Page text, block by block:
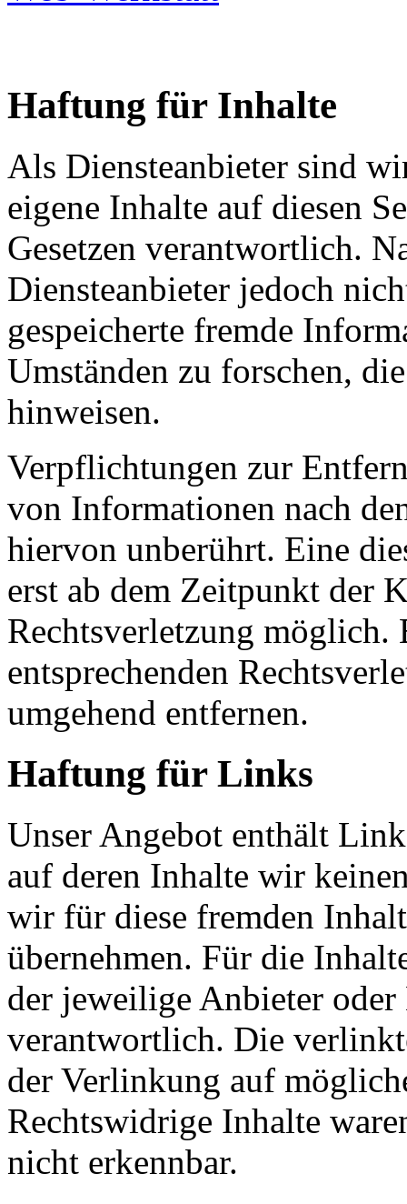
Haftung für Inhalte
Als Diensteanbieter sind
eigene Inhalte auf diesen
Gesetzen verantwortlich.
Diensteanbieter jedoch
gespeicherte fremde
Umständen zu forschen,
hinweisen.
Verpflichtungen zur
von Informationen nach
hiervon unberührt. Eine
erst ab dem Zeitpunkt der
Rechtsverletzung möglich.
entsprechenden
umgehend entfernen.
Haftung für Links
Unser Angebot enthält
auf deren Inhalte wir
wir für diese fremden
übernehmen. Für die
der jeweilige Anbieter oder
verantwortlich. Die
der Verlinkung auf
Rechtswidrige Inhalte
nicht erkennbar.